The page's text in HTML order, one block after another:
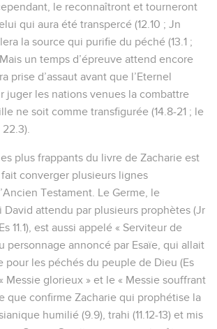
cependant, le reconnaîtront et tourneront
qui aura été transpercé (12.10 ; Jn
la source qui purifie du péché (13.1 ;
un temps d’épreuve attend encore
prise d’assaut avant que l’Eternel
juger les nations venues la combattre
ne soit comme transfigurée (14.8-21 ; le
plus frappants du livre de Zacharie est
converger plusieurs lignes
Testament. Le Germe, le
David attendu par plusieurs prophètes (Jr
11.1), est aussi appelé « Serviteur de
personnage annoncé par Esaïe, qui allait
pour les péchés du peuple de Dieu (Es
Messie glorieux » et le « Messie souffrant
que confirme Zacharie qui prophétise la
humilié (9.9), trahi (11.12-13) et mis